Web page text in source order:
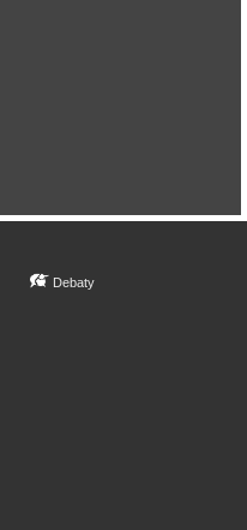
Debaty